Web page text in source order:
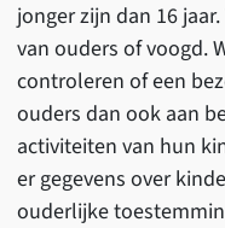
jonger zijn dan 16
van ouders of voogd.
controleren of een
ouders dan ook aan
activiteiten van hun
er gegevens over
ouderlijke